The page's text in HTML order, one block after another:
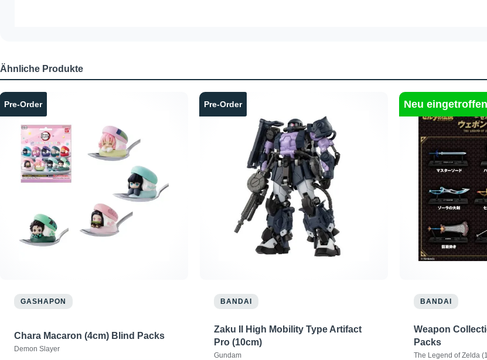
Ähnliche Produkte
Produktgalerie überspringen
Pre-Order
GASHAPON
Chara Macaron (4cm) Blind Packs
Demon Slayer
Pre-Order
BANDAI
Zaku II High Mobility Type Artifact
Pro (10cm)
Gundam
Neu eingetroffen
BANDAI
Weapon
Packs
The Legend of Zelda